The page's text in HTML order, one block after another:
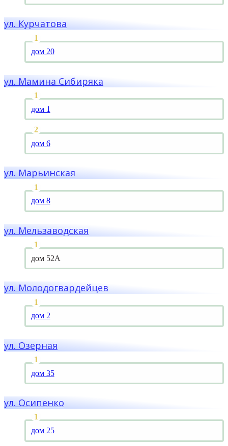
ул. Курчатова
дом 20
ул. Мамина Сибиряка
дом 1
дом 6
ул. Марьинская
дом 8
ул. Мельзаводская
дом 52А
ул. Молодогвардейцев
дом 2
ул. Озерная
дом 35
ул. Осипенко
дом 25